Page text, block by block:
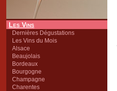
Les Vins
Dernières Dégustations
Les Vins du Mois
Alsace
Beaujolais
Bordeaux
Bourgogne
Champagne
Charentes